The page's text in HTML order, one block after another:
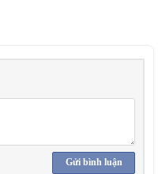
Gửi bình luận